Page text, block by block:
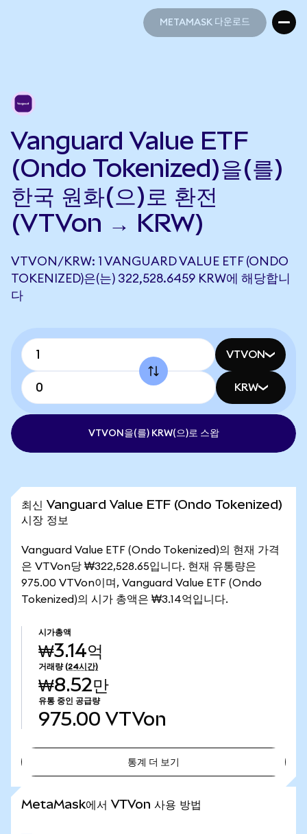
METAMASK 다운로드
Vanguard Value ETF
(Ondo Tokenized)을(를)
한국 원화(으)로 환전
(VTVon → KRW)
VTVON/KRW: 1 VANGUARD VALUE ETF (ONDO
TOKENIZED)은(는) 322,528.6459 KRW에 해당합니
다
VTVON
KRW
VTVON을(를) KRW(으)로 스왑
최신 Vanguard Value ETF (Ondo Tokenized)
시장 정보
Vanguard Value ETF (Ondo Tokenized)의 현재 가격
은 VTVon당 ₩322,528.65입니다. 현재 유통량은
975.00 VTVon이며, Vanguard Value ETF (Ondo
Tokenized)의 시가 총액은 ₩3.14억입니다.
시가총액
₩3.14억
거래량 (24시간)
₩8.52만
유통 중인 공급량
975.00 VTVon
통계 더 보기
MetaMask에서 VTVon 사용 방법